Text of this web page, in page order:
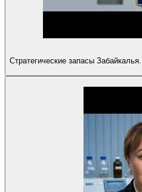
Стратегические запасы